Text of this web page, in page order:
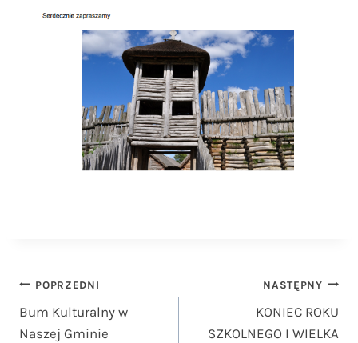
Nawigacja
wpisu
POPRZEDNI
Bum Kulturalny w
Naszej Gminie
NASTĘPNY
KONIEC ROKU
SZKOLNEGO I WIELKA